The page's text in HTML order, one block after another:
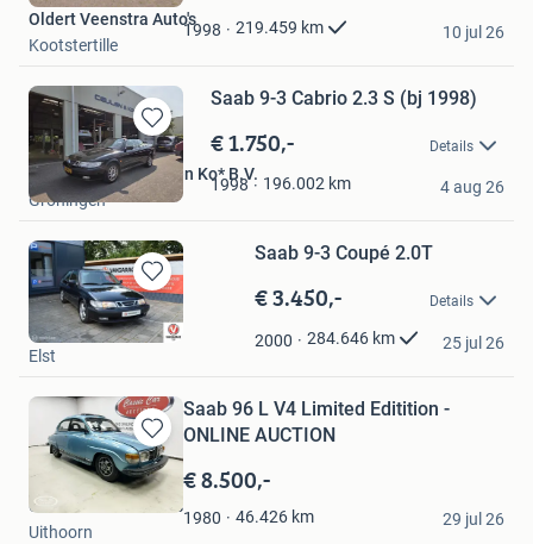
Favorieten
1998 219.459 km
Oldert Veenstra Auto's
Kootstertille
10 jul 26
Bewaren
in
Mijn
Favorieten
Saab 9-3 Cabrio 2.3 S (bj 1998)
€ 1.750,- Details
1998 196.002 km
Autobedrijf Ceulen en Ko* B.V.
Groningen
4 aug 26
Bewaren
in
Mijn
Saab 9-3 Coupé 2.0T
€ 3.450,- Details
2000 284.646 km
Vakgarage Tip
Elst
25 jul 26
Bewaren
in
Mijn
Favorieten
Saab 96 L V4 Limited Editition -
ONLINE AUCTION
€ 8.500,-
1980 46.426 km
Classic Car Auctions
Uithoorn
29 jul 26